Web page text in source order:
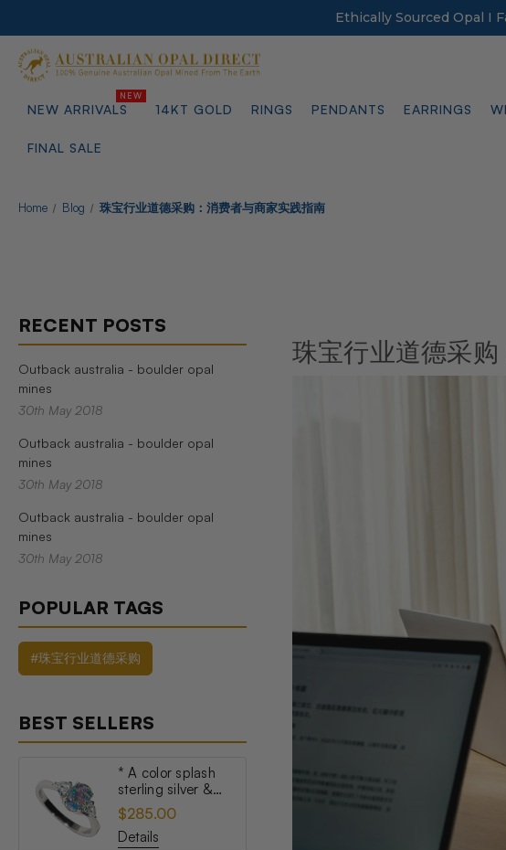
Ethically Sourced Opal I
NEW ARRIVALS 14KT GOLD RINGS PENDANTS EARRINGS
FINAL SALE
Home Blog 珠宝行业道德采购：消费者与商家实践指南
RECENT POSTS
Outback australia - boulder opal
mines
30th May 2018
Outback australia - boulder opal
mines
30th May 2018
Outback australia - boulder opal
mines
30th May 2018
POPULAR TAGS
#珠宝行业道德采购
BEST SELLERS
* A color splash
sterling silver &
topaz australian
opal ring
$285.00
Details
珠宝行业道德采